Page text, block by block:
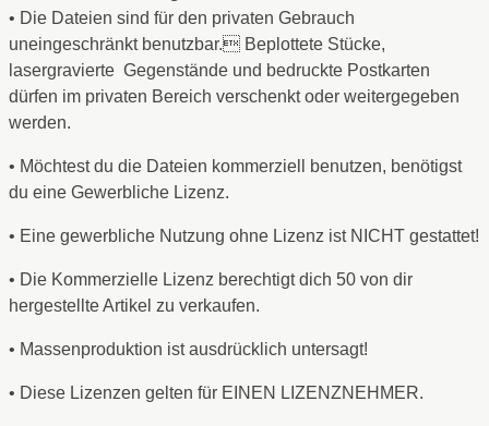
• Die Dateien sind für den privaten Gebrauch
uneingeschränkt benutzbar. Beplottete Stücke,
lasergravierte Gegenstände und bedruckte Postkarten
dürfen im privaten Bereich verschenkt oder weitergegeben
werden.
• Möchtest du die Dateien kommerziell benutzen, benötigst
du eine Gewerbliche Lizenz.
• Eine gewerbliche Nutzung ohne Lizenz ist NICHT gestattet!
• Die Kommerzielle Lizenz berechtigt dich 50 von dir
hergestellte Artikel zu verkaufen.
• Massenproduktion ist ausdrücklich untersagt!
• Diese Lizenzen gelten für EINEN LIZENZNEHMER.